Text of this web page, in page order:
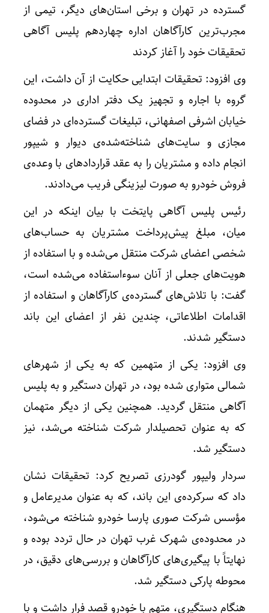
گسترده در تهران و برخی استان‌های دیگر، تیمی از
مجرب‌ترین کارآگاهان اداره چهاردهم پلیس آگاهی
تحقیقات خود را آغاز کردند
وی افزود: تحقیقات ابتدایی حکایت از آن داشت، این
گروه با اجاره و تجهیز یک دفتر اداری در محدوده
خیابان اشرفی اصفهانی، تبلیغات گسترده‌ای در فضای
مجازی و سایت‌های شناخته‌شده‌ی دیوار و شیپور
انجام داده و مشتریان را به عقد قراردادهای با وعده‌ی
فروش خودرو به صورت لیزینگی فریب می‌دادند.
رئیس پلیس آگاهی پایتخت با بیان اینکه در این
میان، مبلغ پیش‌پرداخت مشتریان به حساب‌های
شخصی اعضای شرکت منتقل می‌شده و با استفاده از
هویت‌های جعلی از آنان سوءاستفاده می‌شده است،
گفت: با تلاش‌های گسترده‌ی کارآگاهان و استفاده از
اقدامات اطلاعاتی، چندین نفر از اعضای این باند
دستگیر شدند.
وی افزود: یکی از متهمین که به یکی از شهرهای
شمالی متواری شده بود، در تهران دستگیر و به پلیس
آگاهی منتقل گردید. همچنین یکی از دیگر متهمان
که به عنوان تحصیلدار شرکت شناخته می‌شد، نیز
دستگیر شد.
سردار ولیپور گودرزی تصریح کرد: تحقیقات نشان
داد که سرکرده‌ی این باند، که به عنوان مدیرعامل و
مؤسس شرکت صوری پارسا خودرو شناخته می‌شود،
در محدوده‌ی شهرک غرب تهران در حال تردد بوده و
نهایتاً با پیگیری‌های کارآگاهان و بررسی‌های دقیق، در
محوطه پارکی دستگیر شد.
هنگام دستگیری، متهم با خودرو قصد فرار داشت و با